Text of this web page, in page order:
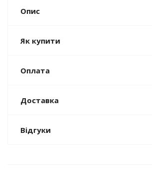
Опис
Як купити
Оплата
Доставка
Відгуки